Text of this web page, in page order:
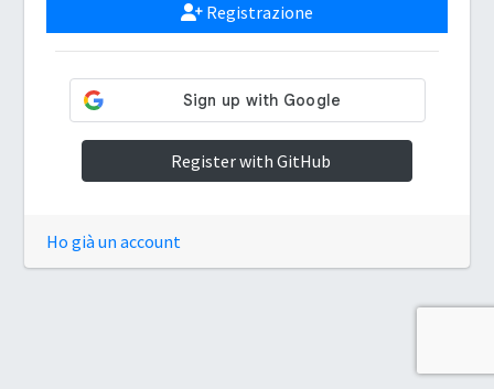
Registrazione
Register with GitHub
Ho già un account